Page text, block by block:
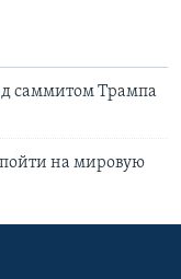
саммитом Трампа
на мировую